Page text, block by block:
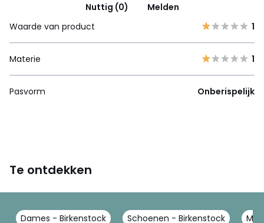
Nuttig (0)
Melden
Waarde van product
1
Materie 1
Pasvorm Onberispelijk
Te ontdekken
Dames - Birkenstock Schoenen - Birkenstock